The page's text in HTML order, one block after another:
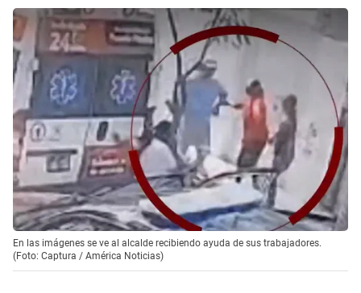
En las imágenes se ve al alcalde recibiendo ayuda de sus trabajadores.
(Foto: Captura / América Noticias)